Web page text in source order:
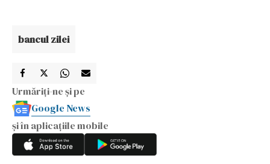
bancul zilei
Urmăriți-ne și pe
Google News
și în aplicațiile mobile